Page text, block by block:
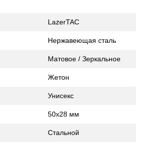
LazerTAC
Нержавеющая сталь
Матовое / Зеркальное
Жетон
Унисекс
50х28 мм
Стальной